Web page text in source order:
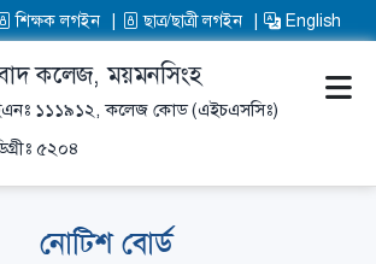
শিক্ষক লগইন ছাত্র/ছাত্রী লগইন English
কলেজ, ময়মনসিংহ
১১১৯১২, কলেজ কোড (এইচএসসিঃ)
৫২০৪
নোটিশ বোর্ড